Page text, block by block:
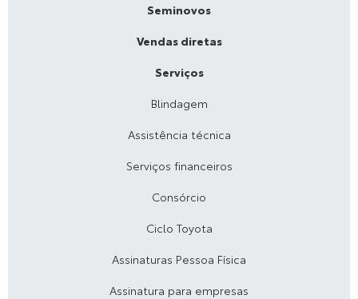
Seminovos
Vendas diretas
Serviços
Blindagem
Assistência técnica
Serviços financeiros
Consórcio
Ciclo Toyota
Assinaturas Pessoa Física
Assinatura para empresas